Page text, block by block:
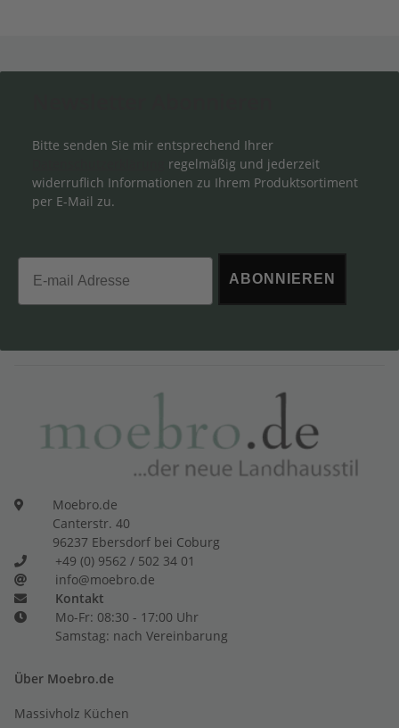
Bitte senden Sie mir entsprechend Ihrer
regelmäßig und jederzeit
widerruflich Informationen zu Ihrem Produktsortiment
per E-Mail zu.
Email
ABONNIEREN
Moebro.de
Canterstr. 40
96237 Ebersdorf bei Coburg
+49 (0) 9562 / 502 34 01
info@moebro.de
Kontakt
Mo-Fr: 08:30 - 17:00 Uhr
Samstag: nach Vereinbarung
Über Moebro.de
Massivholz Küchen